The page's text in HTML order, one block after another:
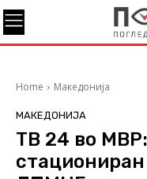
Home Македонија
МАКЕДОНИЈА
ТВ 24 во